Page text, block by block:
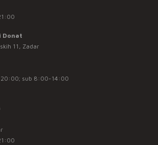
Donat
11, Zadar
sub 8:00-14:00